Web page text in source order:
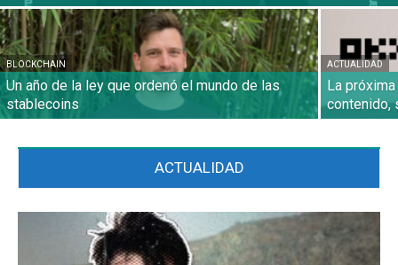
BLOCKCHAIN
Un año de la ley que ordenó el mundo de las
stablecoins
ACTUALIDAD
La
contenido,
ACTUALIDAD